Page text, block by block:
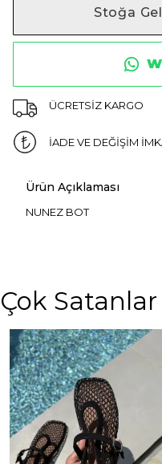
Stoğa
ÜCRETSİZ KARGO
İADE VE DEĞİŞİM
Ürün Açıklaması
NUNEZ BOT
Çok Satanlar